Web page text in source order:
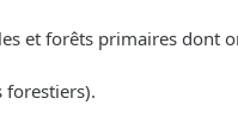
et forêts primaires dont
forestiers).